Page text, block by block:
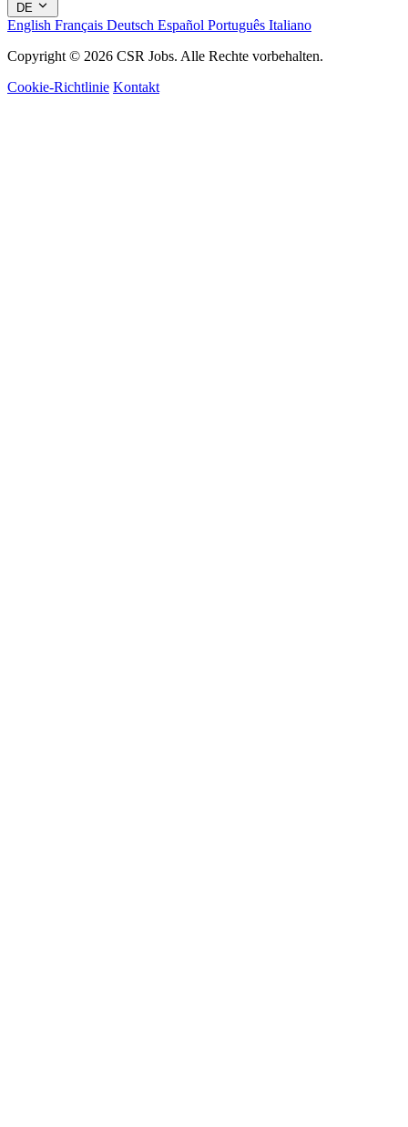
DE
English Français Deutsch Español Português Italiano
Copyright © 2026 CSR Jobs. Alle Rechte vorbehalten.
Cookie-Richtlinie Kontakt